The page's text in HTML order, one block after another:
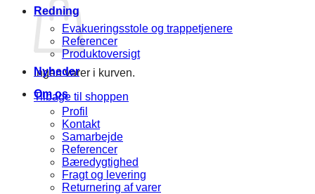
Ingen varer i kurven.
Tilbage til shoppen
Redning
Evakueringsstole og trappetjenere
Referencer
Produktoversigt
Nyheder
Om os
Profil
Kontakt
Samarbejde
Referencer
Bæredygtighed
Fragt og levering
Returnering af varer